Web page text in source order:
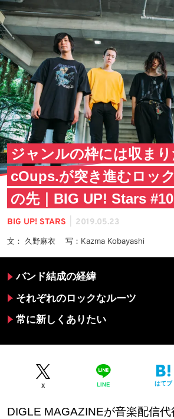
ジャンルの枠には収まり
cOups.が突き進むロッ
の先｜BIG UP! Stars #10
BIG UP! STARS 2019.05.23
文： 久野麻衣 写：Kazma Kobayashi
バンド結成の経緯
それぞれのロックなルーツ
常に新しくありたい
X LINE はてブ
DIGLE MAGAZINEが音楽配信